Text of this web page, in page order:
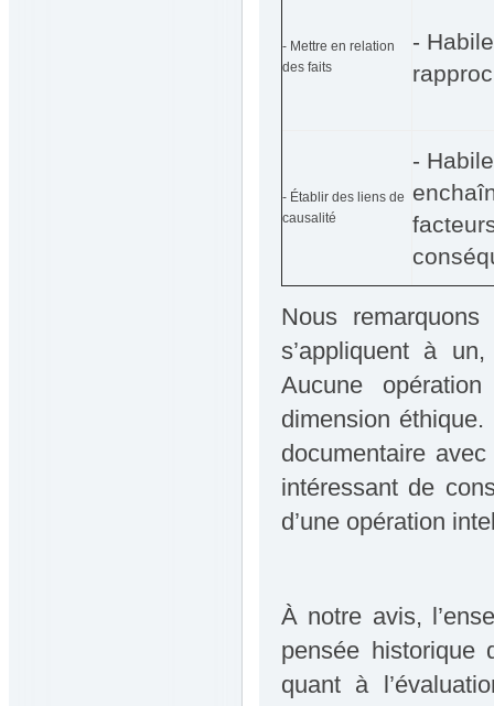
- Mettre en relation
des faits
-
- Établir des liens de
causalité
-
Nous
s’appliquent à
Aucune
dimension éthique.
documentaire
intéressant de
d’une opération
À notre avis,
pensée historique
quant à